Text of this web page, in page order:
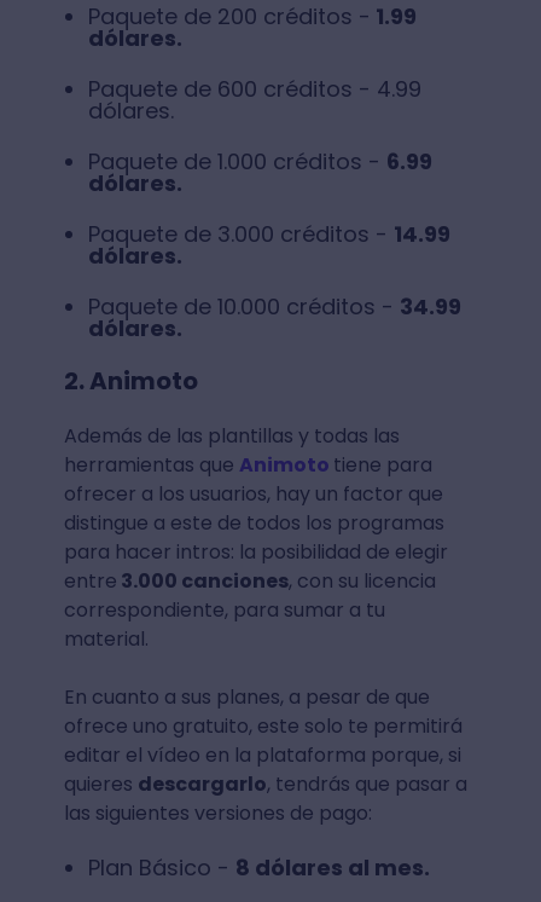
Paquete de 200 créditos - 1.99
dólares.
Paquete de 600 créditos - 4.99
dólares.
Paquete de 1.000 créditos - 6.99
dólares.
Paquete de 3.000 créditos - 14.99
dólares.
Paquete de 10.000 créditos - 34.99
dólares.
2. Animoto
Además de las plantillas y todas las
herramientas que Animoto tiene para
ofrecer a los usuarios, hay un factor que
distingue a este de todos los programas
para hacer intros: la posibilidad de elegir
entre 3.000 canciones, con su licencia
correspondiente, para sumar a tu
material.
En cuanto a sus planes, a pesar de que
ofrece uno gratuito, este solo te permitirá
editar el vídeo en la plataforma porque, si
quieres descargarlo, tendrás que pasar a
las siguientes versiones de pago:
Plan Básico - 8 dólares al mes.